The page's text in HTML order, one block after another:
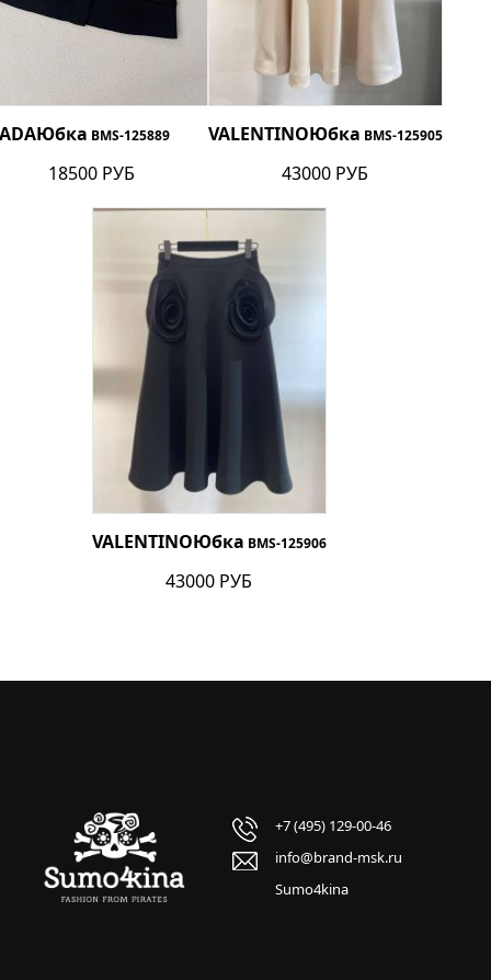
Юбка BMS-125889
18500 РУБ
Юбка
VALENTINO BMS-125905
43000 РУБ
Юбка
VALENTINO BMS-125906
43000 РУБ
+7 (495) 129-00-46
info@brand-msk.ru
Sumo4kina